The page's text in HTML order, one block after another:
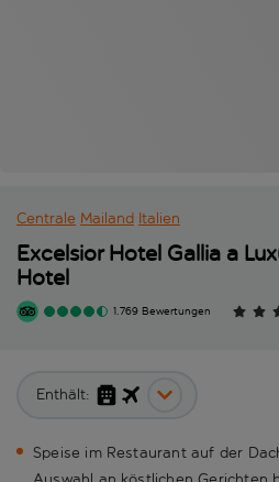
Centrale Mailand Italien
Excelsior Hotel Gallia a
Hotel
1.769 Bewertungen
Enthält:
Speise im Restaurant auf der